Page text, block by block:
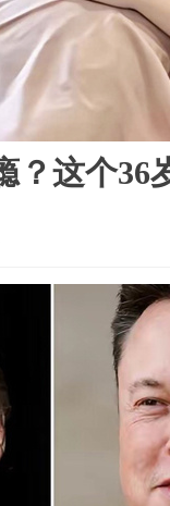
？这个36